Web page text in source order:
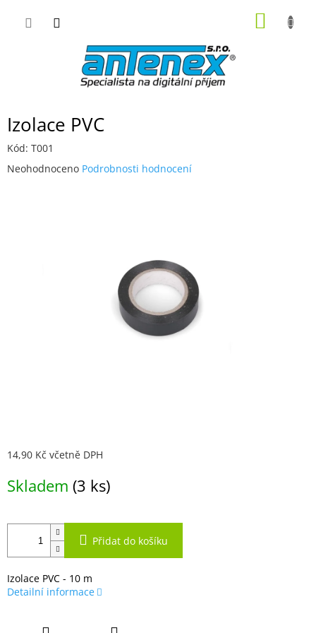
Izolace PVC
Kód: T001
Průměrné
Neohodnoceno Podrobnosti hodnocení
14,90 Kč včetně DPH
cena:
Skladem (3 ks)
Přidat do košíku
Izolace PVC - 10 m
Detailní informace